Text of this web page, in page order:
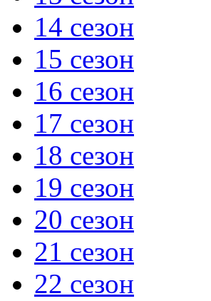
14 сезон
15 сезон
16 сезон
17 сезон
18 сезон
19 сезон
20 сезон
21 сезон
22 сезон